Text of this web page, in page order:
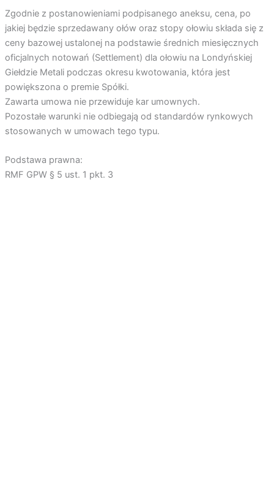
Zgodnie z postanowieniami podpisanego aneksu, cena, po
jakiej będzie sprzedawany ołów oraz stopy ołowiu składa się z
ceny bazowej ustalonej na podstawie średnich miesięcznych
oficjalnych notowań (Settlement) dla ołowiu na Londyńskiej
Giełdzie Metali podczas okresu kwotowania, która jest
powiększona o premie Spółki.
Zawarta umowa nie przewiduje kar umownych.
Pozostałe warunki nie odbiegają od standardów rynkowych
stosowanych w umowach tego typu.
Podstawa prawna:
RMF GPW § 5 ust. 1 pkt. 3